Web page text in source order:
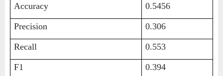
Accuracy 0.5456
Precision 0.306
Recall 0.553
F1 0.394